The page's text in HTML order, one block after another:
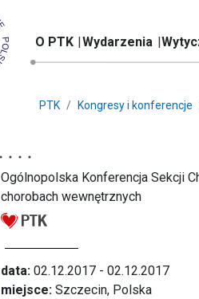
O PTK Wydarzenia
PTK Kongresy i konferencje
Ogólnopolska Konferencja Sekcji
chorobach wewnętrznych
data: 02.12.2017 - 02.12.2017
miejsce: Szczecin, Polska